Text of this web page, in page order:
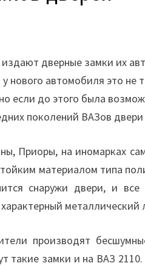
дверные замки их
нового автомобиля это не
если до этого была
поколений ВАЗов
Приоры, на иномарках
материалом типа
снаружи двери, и все
металлический
производят
такие замки и на ВАЗ